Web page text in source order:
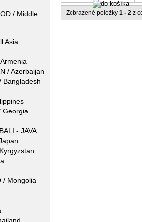
/ Middle
Asia
/ Azerbaijan
Bangladesh
Georgia
- JAVA
/ Mongolia
Zobrazené položky 1 - 2 z